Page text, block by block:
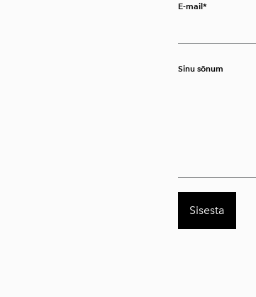
E-mail
Sinu sõnum